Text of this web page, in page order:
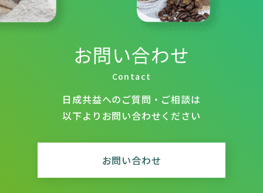
お問い合わせ
Contact
日成共益へのご質問・ご相談は
以下よりお問い合わせください
お問い合わせ